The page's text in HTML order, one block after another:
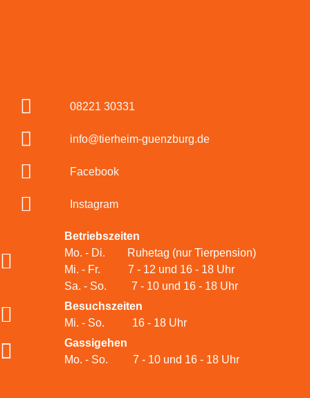
08221 30331
info@tierheim-guenzburg.de
Facebook
Instagram
Betriebszeiten
Mo. - Di. Ruhetag (nur Tierpension)
Mi. - Fr. 7 - 12 und 16 - 18 Uhr
Sa. - So. 7 - 10 und 16 - 18 Uhr
Besuchszeiten
Mi. - So. 16 - 18 Uhr
Gassigehen
Mo. - So. 7 - 10 und 16 - 18 Uhr